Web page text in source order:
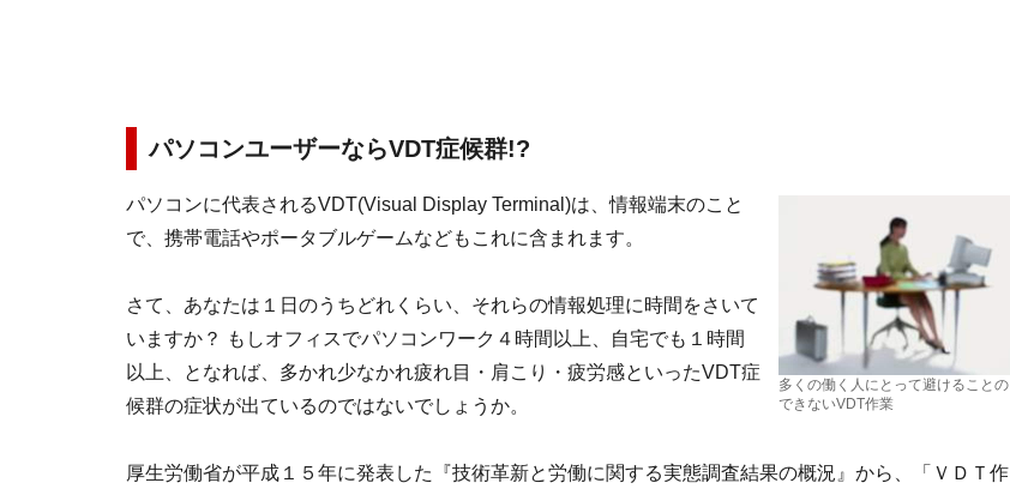
パソコンユーザーならVDT症候群!?
多くの働く人にとって避けることの
できないVDT作業
パソコンに代表されるVDT(Visual Display Terminal)は、情報端末のこと
で、携帯電話やポータブルゲームなどもこれに含まれます。
さて、あなたは１日のうちどれくらい、それらの情報処理に時間をさいて
いますか？ もしオフィスでパソコンワーク４時間以上、自宅でも１時間
以上、となれば、多かれ少なかれ疲れ目・肩こり・疲労感といったVDT症
候群の症状が出ているのではないでしょうか。
厚生労働省が平成１５年に発表した『技術革新と労働に関する実態調査結果の概況』から、「ＶＤＴ作